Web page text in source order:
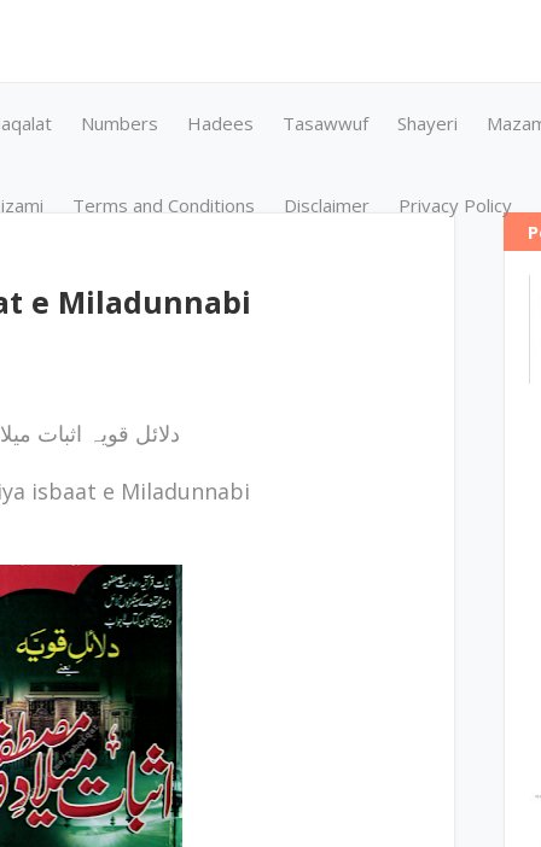
Numbers Hadees Tasawwuf Shayeri
Terms and Conditions Disclaimer Privacy Policy
e Miladunnabi
دلائل قویہ اثبات
isbaat e Miladunnabi